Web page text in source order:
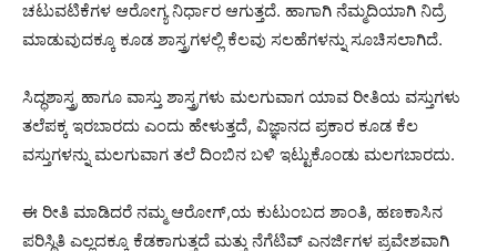
ಚಟುವಟಿಕೆಗಳ ಆರೋಗ್ಯ ನಿರ್ಧಾರ ಆಗುತ್ತದೆ. ಹಾಗಾಗಿ ನೆಮ್ಮದಿಯಾಗಿ ನಿದ್ರೆ
ಮಾಡುವುದಕ್ಕೂ ಕೂಡ ಶಾಸ್ತ್ರಗಳಲ್ಲಿ ಕೆಲವು ಸಲಹೆಗಳನ್ನು ಸೂಚಿಸಲಾಗಿದೆ.
ಸಿದ್ಧಶಾಸ್ತ್ರ ಹಾಗೂ ವಾಸ್ತು ಶಾಸ್ತ್ರಗಳು ಮಲಗುವಾಗ ಯಾವ ರೀತಿಯ ವಸ್ತುಗಳು
ತಲೆಪಕ್ಕ ಇರಬಾರದು ಎಂದು ಹೇಳುತ್ತದೆ, ವಿಜ್ಞಾನದ ಪ್ರಕಾರ ಕೂಡ ಕೆಲ
ವಸ್ತುಗಳನ್ನು ಮಲಗುವಾಗ ತಲೆ ದಿಂಬಿನ ಬಳಿ ಇಟ್ಟುಕೊಂಡು ಮಲಗಬಾರದು.
ಈ ರೀತಿ ಮಾಡಿದರೆ ನಮ್ಮ ಆರೋಗ್,ಯ ಕುಟುಂಬದ ಶಾಂತಿ, ಹಣಕಾಸಿನ
ಪರಿಸ್ಥಿತಿ ಎಲ್ಲದಕ್ಕೂ ಕೆಡಕಾಗುತ್ತದೆ ಮತ್ತು ನೆಗೆಟಿವ್ ಎನರ್ಜಿಗಳ ಪ್ರವೇಶವಾಗಿ